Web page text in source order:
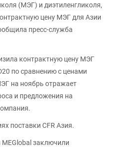
(МЭГ) и диэтиленгликоля,
цену МЭГ для Азии
пресс-служба
контрактную цену МЭГ
по сравнению с ценами
на ноябрь отражает
и предложения на
поставки CFR Азия.
MEGlobal заключили